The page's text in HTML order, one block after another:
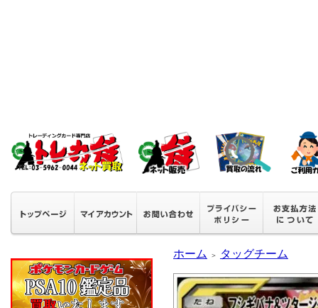
ホーム ＞ タッグチーム